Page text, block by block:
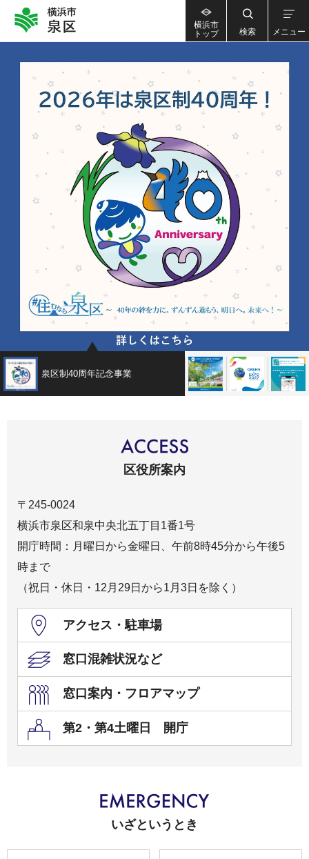
横浜市
トップ
検索 メニュー
泉区制40周年記念事業 広報よこはま泉区版
区役所案内
〒245-0024
横浜市泉区和泉中央北五丁目1番1号
開庁時間：月曜日から金曜日、午前8時45分から午後5
時まで
（祝日・休日・12月29日から1月3日を除く）
アクセス・駐車場
窓口混雑状況など
窓口案内・フロアマップ
第2・第4土曜日 開庁
いざというとき